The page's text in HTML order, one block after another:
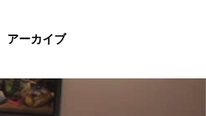
アーカイブ